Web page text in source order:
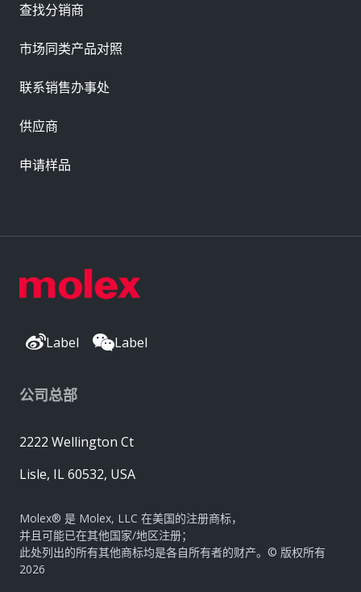
Label Label
公司总部
2222 Wellington Ct
Lisle, IL 60532, USA
Molex® 是 Molex, LLC 在美国的注册商标，
并且可能已在其他国家/地区注册；
此处列出的所有其他商标均是各自所有者的财产。© 版权所有
2026
查找分销商
市场同类产品对照
联系销售办事处
供应商
申请样品